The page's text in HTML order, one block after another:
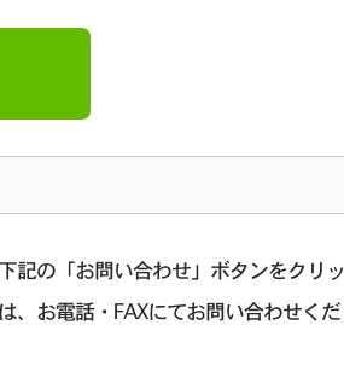
記の「お問い合わせ」ボタンをクリッ
、お電話・FAXにてお問い合わせくだ